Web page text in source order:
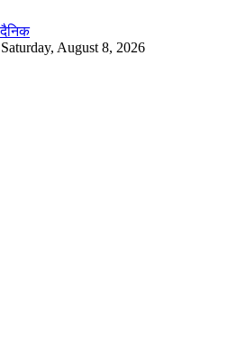
August 8, 2026